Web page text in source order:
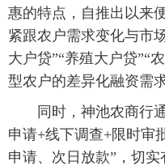
惠的特点，自推出以来
紧跟农户需求变化与市
大户贷”“养殖大户贷”“
型农户的差异化融资需求
同时，神池农商行通
申请+线下调查+限时审
申请、次日放款”，切